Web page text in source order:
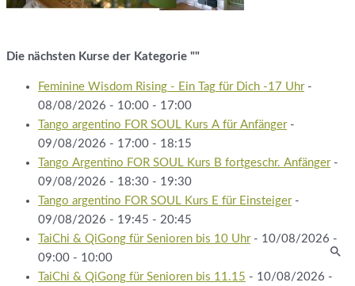
Die nächsten Kurse der Kategorie ""
Feminine Wisdom Rising - Ein Tag für Dich -17 Uhr-
08/08/2026 - 10:00 - 17:00
Tango argentino FOR SOUL Kurs A für Anfänger-
09/08/2026 - 17:00 - 18:15
Tango Argentino FOR SOUL Kurs B fortgeschr. Anfänger-
09/08/2026 - 18:30 - 19:30
Tango argentino FOR SOUL Kurs E für Einsteiger-
09/08/2026 - 19:45 - 20:45
TaiChi & QiGong für Senioren bis 10 Uhr- 10/08/2026 -
09:00 - 10:00
TaiChi & QiGong für Senioren bis 11.15 - 10/08/2026 -